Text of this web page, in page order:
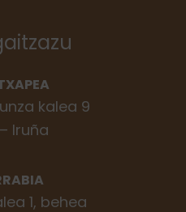
kalea 9
Iruña
1, behea